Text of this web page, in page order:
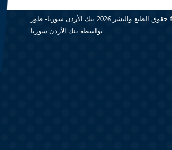
© حقوق الطبع والنشر 2026 بنك الأردن سوريا- طور
بواسطة بنك الأردن سوريا